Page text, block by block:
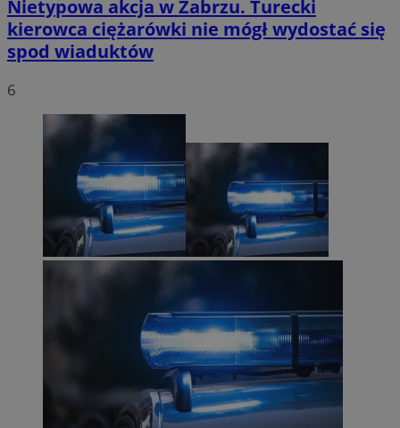
Nietypowa akcja w Zabrzu. Turecki
kierowca ciężarówki nie mógł wydostać się
spod wiaduktów
6